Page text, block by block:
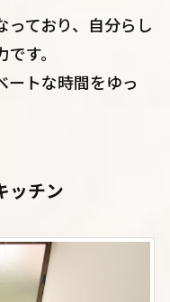
ており、自分らし
す。
ートな時間をゆっ
ッチン